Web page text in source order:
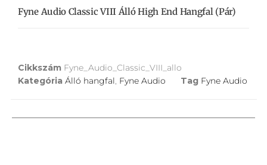
Fyne Audio Classic VIII Álló High End Hangfal (pár)
Cikkszám Fyne_Audio_Classic_VIII_allo
Kategória Álló hangfal, Fyne Audio Tag Fyne Audio